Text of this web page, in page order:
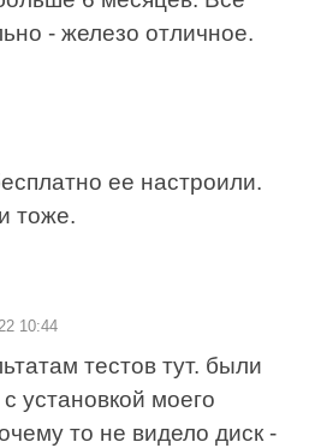
- железо отличное.
ее настроили.
тоже.
10:44
тестов тут. были
установкой моего
то не видело диск -